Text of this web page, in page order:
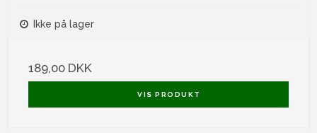
Ikke på lager
189,00 DKK
VIS PRODUKT